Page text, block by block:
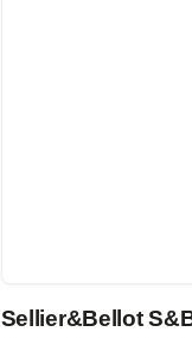
Sellier&Bellot